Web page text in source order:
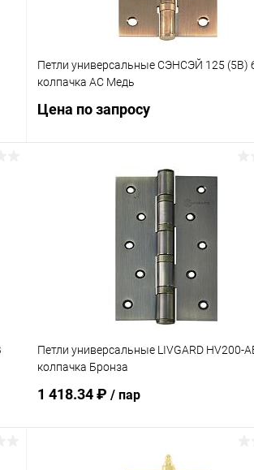
Петли универсальные СЭНСЭЙ 125 (5B)
колпачка AC Медь
Цена по запросу
Запросить цену
В наличии
Петли универсальные LIVGARD HV200-
колпачка Бронза
1 418.34 ₽ / пар
В корзину